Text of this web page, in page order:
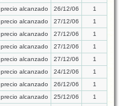
precio alcanzado 26/12/06
1
precio alcanzado 27/12/06
1
precio alcanzado 27/12/06
1
precio alcanzado 27/12/06
1
precio alcanzado 27/12/06
1
precio alcanzado 24/12/06
1
precio alcanzado 26/12/06
1
precio alcanzado 25/12/06 1